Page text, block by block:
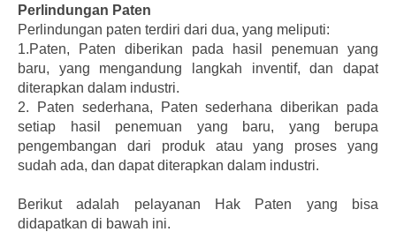
Perlindungan Paten
Perlindungan paten terdiri dari dua, yang meliputi:
1.Paten, Paten diberikan pada hasil penemuan yang
baru, yang mengandung langkah inventif, dan dapat
diterapkan dalam industri.
2. Paten sederhana, Paten sederhana diberikan pada
setiap hasil penemuan yang baru, yang berupa
pengembangan dari produk atau yang proses yang
sudah ada, dan dapat diterapkan dalam industri.
Berikut adalah pelayanan Hak Paten yang bisa
didapatkan di bawah ini.